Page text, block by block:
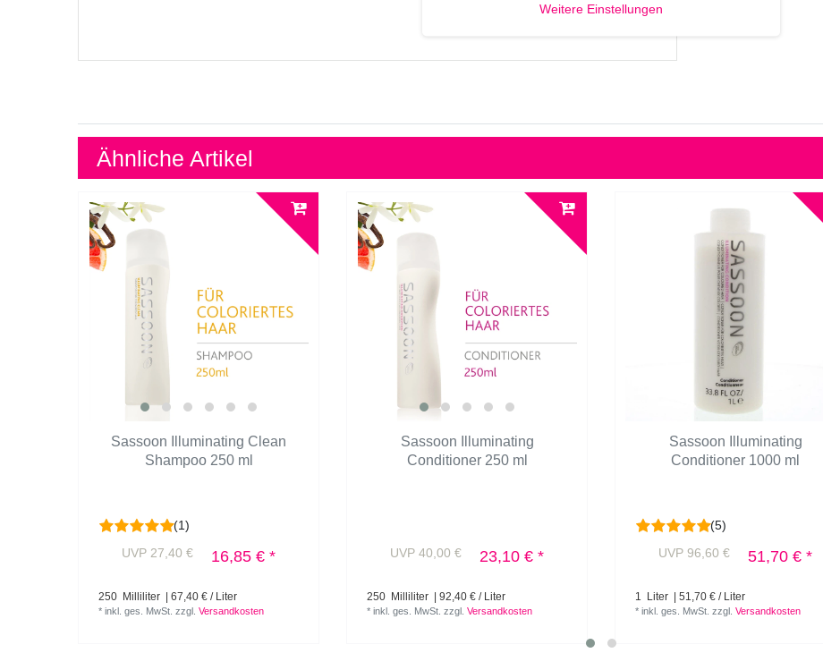
Ähnliche Artikel
Sassoon Illuminating Clean
Shampoo 250 ml
(1)
UVP 27,40 €
16,85 € *
250 Milliliter | 67,40 € / Liter
*inkl. ges. MwSt. zzgl.Versandkosten
Sassoon Illuminating
Conditioner 250 ml
UVP 40,00 € 23,10 € *
250 Milliliter | 92,40 € / Liter
*inkl. ges. MwSt. zzgl.Versandkosten
Sassoon Illuminating
Conditioner 1000 ml
(5)
UVP 96,60 €
51,70 € *
1 Liter | 51,70 € / Liter
*inkl. ges. MwSt. zzgl.Versandkosten
Weitere Einstellungen